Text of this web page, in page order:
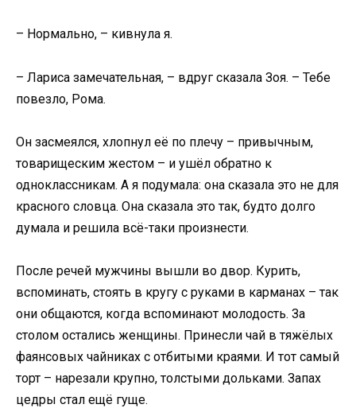
– Нормально, – кивнула я.
– Лариса замечательная, – вдруг сказала Зоя. – Тебе
повезло, Рома.
Он засмеялся, хлопнул её по плечу – привычным,
товарищеским жестом – и ушёл обратно к
одноклассникам. А я подумала: она сказала это не для
красного словца. Она сказала это так, будто долго
думала и решила всё-таки произнести.
После речей мужчины вышли во двор. Курить,
вспоминать, стоять в кругу с руками в карманах – так
они общаются, когда вспоминают молодость. За
столом остались женщины. Принесли чай в тяжёлых
фаянсовых чайниках с отбитыми краями. И тот самый
торт – нарезали крупно, толстыми дольками. Запах
цедры стал ещё гуще.